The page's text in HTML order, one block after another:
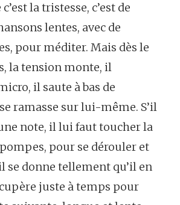
c’estlatristesse, c’est de
lentes, avec de
pour méditer. Mais dès le
latension monte, il
il saute àbas de
se ramasse surlui-même. S’il
note, illuifauttoucherla
pompes, pour se dérouler et
se donne tellement qu’il en
juste àtemps pour